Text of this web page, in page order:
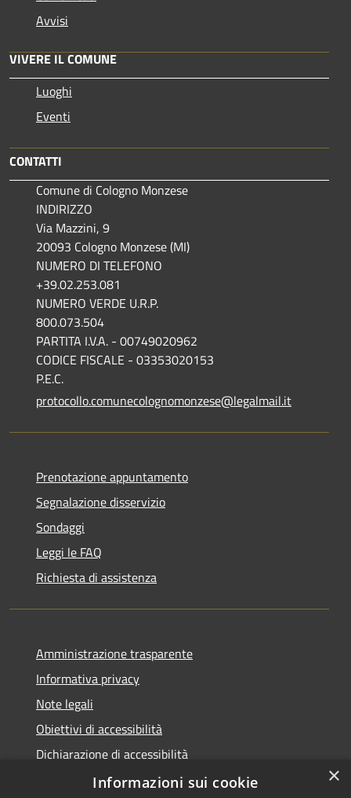
Avvisi
VIVERE IL COMUNE
Luoghi
Eventi
CONTATTI
Comune di Cologno Monzese
INDIRIZZO
Via Mazzini, 9
20093 Cologno Monzese (MI)
NUMERO DI TELEFONO
+39.02.253.081
NUMERO VERDE U.R.P.
800.073.504
PARTITA I.V.A. - 00749020962
CODICE FISCALE - 03353020153
P.E.C.
protocollo.comunecolognomonzese@legalmail.it
Prenotazione appuntamento
Segnalazione disservizio
Sondaggi
Leggi le FAQ
Richiesta di assistenza
Amministrazione trasparente
Informativa privacy
Note legali
Obiettivi di accessibilità
Dichiarazione di accessibilità
Open Data
×
Informazioni sui cookie